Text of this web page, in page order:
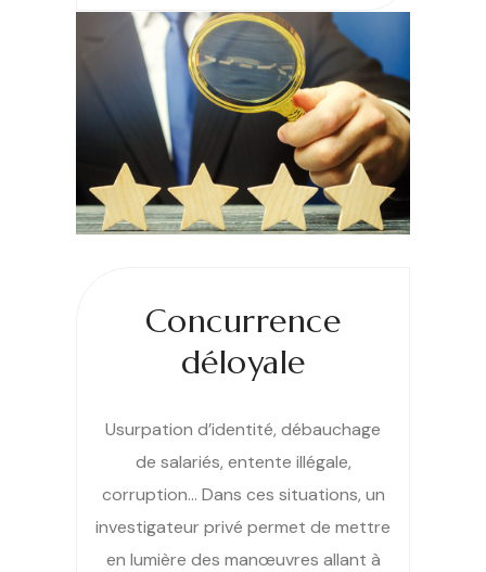
Concurrence
déloyale
Usurpation d’identité, débauchage
de salariés, entente illégale,
corruption… Dans ces situations, un
investigateur privé permet de mettre
en lumière des manœuvres allant à